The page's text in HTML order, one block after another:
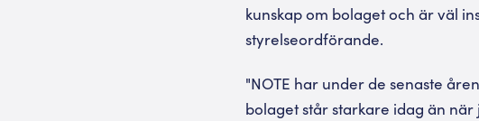
kunskap om bolaget och är väl
styrelseordförande.
"NOTE har under de senaste
bolaget står starkare idag än